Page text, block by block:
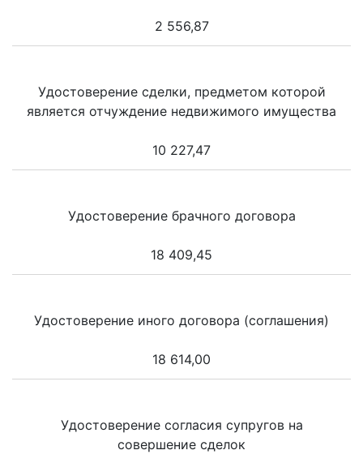
2 556,87
Удостоверение сделки, предметом которой
является отчуждение недвижимого имущества
10 227,47
Удостоверение брачного договора
18 409,45
Удостоверение иного договора (соглашения)
18 614,00
Удостоверение согласия супругов на
совершение сделок